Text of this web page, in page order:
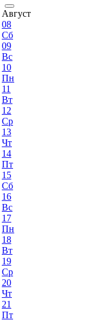
Август
08
Сб
09
Вс
10
Пн
11
Вт
12
Ср
13
Чт
14
Пт
15
Сб
16
Вс
17
Пн
18
Вт
19
Ср
20
Чт
21
Пт